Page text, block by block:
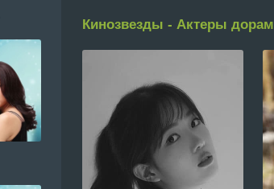
Кинозвезды - Актеры дорам